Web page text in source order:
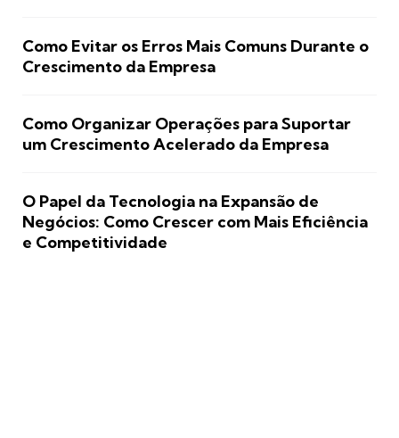
Como Evitar os Erros Mais Comuns Durante o
Crescimento da Empresa
Como Organizar Operações para Suportar
um Crescimento Acelerado da Empresa
O Papel da Tecnologia na Expansão de
Negócios: Como Crescer com Mais Eficiência
e Competitividade